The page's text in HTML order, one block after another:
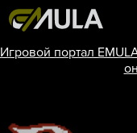
Игровой портал